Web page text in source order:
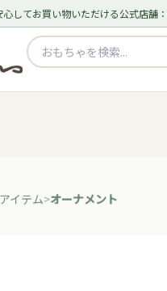
心してお買い物いただける公式店舗：
イテム オーナメント